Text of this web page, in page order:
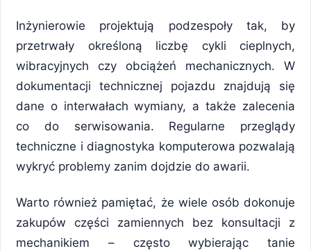
Inżynierowie projektują podzespoły tak, by
przetrwały określoną liczbę cykli cieplnych,
wibracyjnych czy obciążeń mechanicznych. W
dokumentacji technicznej pojazdu znajdują się
dane o interwałach wymiany, a także zalecenia
co do serwisowania. Regularne przeglądy
techniczne i diagnostyka komputerowa pozwalają
wykryć problemy zanim dojdzie do awarii.
Warto również pamiętać, że wiele osób dokonuje
zakupów części zamiennych bez konsultacji z
mechanikiem – często wybierając tanie